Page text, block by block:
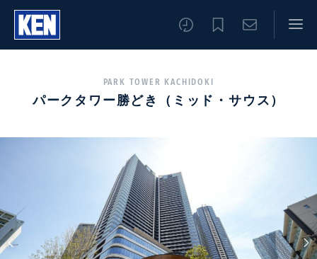
PARK TOWER KACHIDOKI
パークタワー勝どき（ミッド・サウス）